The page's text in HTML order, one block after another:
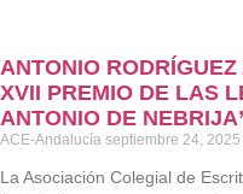
ANTONIO
XVII PREMIO DE LAS
ANTONIO DE
ACE-Andalucía septiembre 24, 2025
La Asociación Colegial de